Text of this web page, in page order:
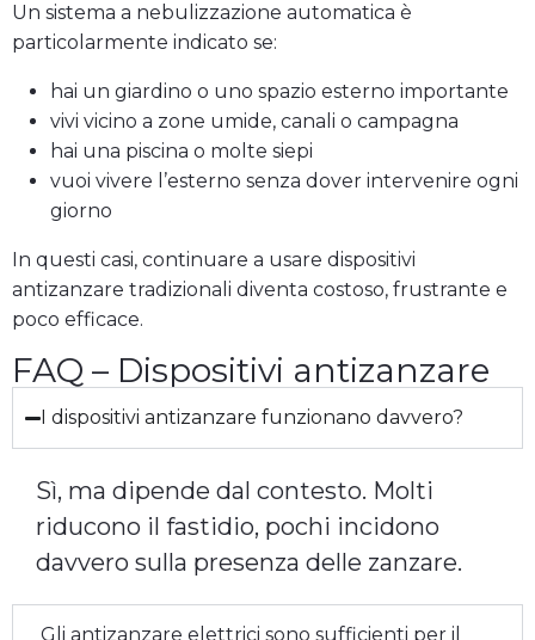
Un sistema a nebulizzazione automatica è
particolarmente indicato se:
hai un giardino o uno spazio esterno importante
vivi vicino a zone umide, canali o campagna
hai una piscina o molte siepi
vuoi vivere l’esterno senza dover intervenire ogni
giorno
In questi casi, continuare a usare dispositivi
antizanzare tradizionali diventa costoso, frustrante e
poco efficace.
FAQ – Dispositivi antizanzare
I dispositivi antizanzare funzionano davvero?
Sì, ma dipende dal contesto. Molti
riducono il fastidio, pochi incidono
davvero sulla presenza delle zanzare.
Gli antizanzare elettrici sono sufficienti per il